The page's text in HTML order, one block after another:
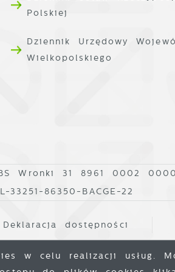
Polskiej
Dziennik Urzędowy
Wielkopolskiego
Wronki 31 8961 0002
33251-86350-BACGE-22
Deklaracja dostępności
w celu realizacji usług.